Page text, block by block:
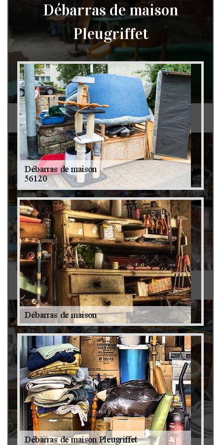
Débarras de grenier et cave 79
Antiquaire 79
Débarras de maison
Pleugriffet